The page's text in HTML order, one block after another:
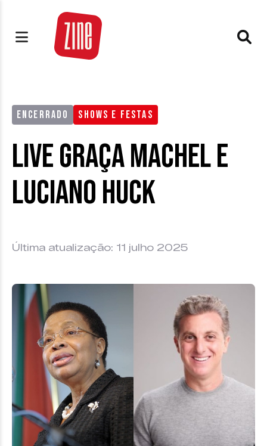
ENCERRADO SHOWS E FESTAS
Live Graça Machel e
Luciano Huck
Última atualização: 11 julho 2025